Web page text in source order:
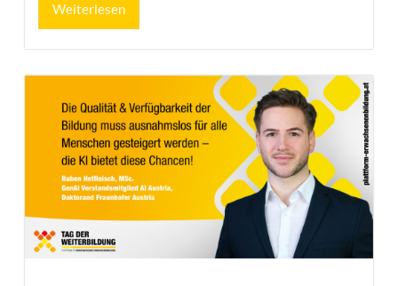
Weiterlesen